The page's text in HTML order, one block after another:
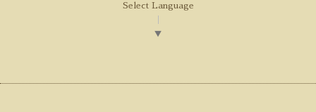
Select Language
▼